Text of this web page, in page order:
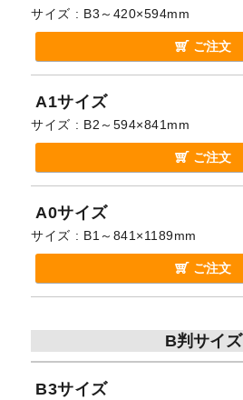
サイズ B3～420×594mm
ご注文
A1サイズ
サイズ B2～594×841mm
ご注文
A0サイズ
サイズ B1～841×1189mm
ご注文
B判サイズ
B3サイズ